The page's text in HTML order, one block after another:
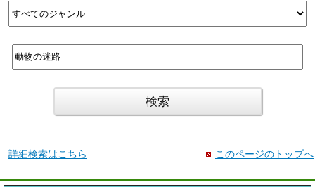
詳細検索はこちら このページのトップへ